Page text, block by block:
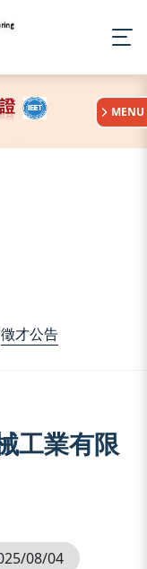
徵才公告
MENU
工業有限
08/04